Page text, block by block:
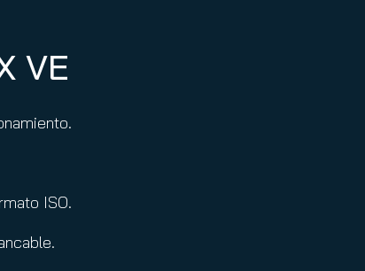
VE
ISO.